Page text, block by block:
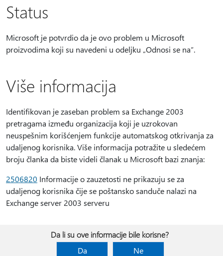
Status
Microsoft je potvrdio da je ovo problem u Microsoft
proizvodima koji su navedeni u odeljku „Odnosi se na“.
Više informacija
Identifikovan je zaseban problem sa Exchange 2003
pretragama između organizacija koji je uzrokovan
neuspešnim korišćenjem funkcije automatskog otkrivanja za
udaljenog korisnika. Više informacija potražite u sledećem
broju članka da biste videli članak u Microsoft bazi znanja:
2506820 Informacije o zauzetosti ne prikazuju se za
udaljenog korisnika čije se poštansko sanduče nalazi na
Exchange server 2003 serveru
Da li su ove informacije bile korisne?
Da
Ne